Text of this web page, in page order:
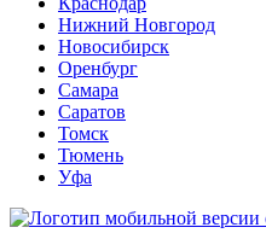
Нижний Новгород
Новосибирск
Оренбург
Самара
Саратов
Томск
Тюмень
Уфа